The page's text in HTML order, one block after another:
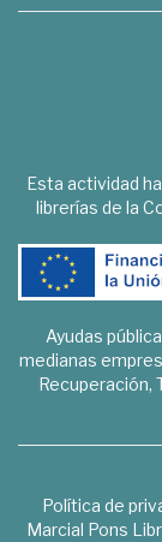
Esta actividad
librerías de la
Ayudas
medianas
Recuperación,
Política de
Marcial Pons